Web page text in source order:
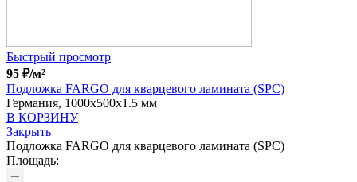
Быстрый просмотр
95 ₽/м²
Подложка FARGO для кварцевого ламината (SPC)
Германия, 1000x500x1.5 мм
В КОРЗИНУ
Закрыть
Подложка FARGO для кварцевого ламината (SPC)
Площадь: